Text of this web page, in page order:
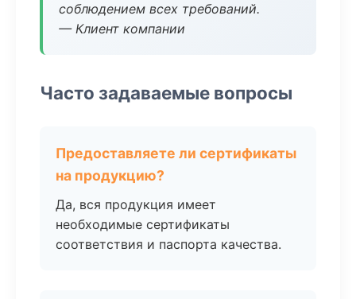
соблюдением всех требований.
— Клиент компании
Часто задаваемые вопросы
Предоставляете ли сертификаты
на продукцию?
Да, вся продукция имеет
необходимые сертификаты
соответствия и паспорта качества.